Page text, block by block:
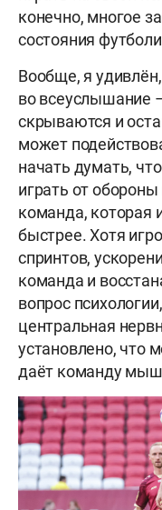
конечно, многое
состояния
Вообще, я
во всеуслышание
скрываются и
может
начать думать,
играть от
команда, которая
быстрее. Хотя
спринтов,
команда и
вопрос
центральная
установлено, что
даёт команду